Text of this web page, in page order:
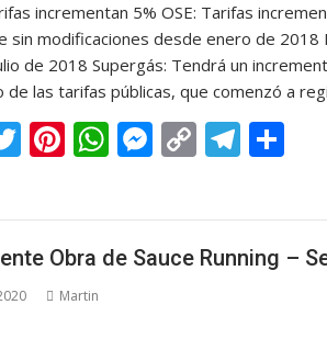
incrementan 5% OSE: Tarifas
sin modificaciones desde enero de
de 2018 Supergás: Tendrá un
de las tarifas públicas, que comenzó a
T
itt
er
Pi
er
e
st
W
at
s
A
M
ss
e
n
C
p
y
Li
T
e
gr
a
m
p
ar
Obra de Sauce Running –
Martin